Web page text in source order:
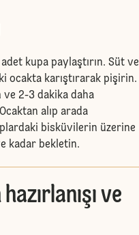
kupa paylaştırın. Süt ve
ocakta karıştırarak pişirin.
ve 2-3 dakika daha
alıp arada
bisküvilerin üzerine
kadar bekletin.
ve